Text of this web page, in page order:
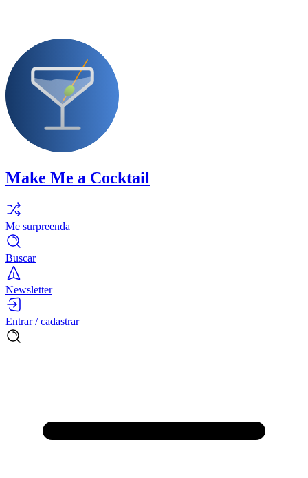
Make Me a Cocktail
Me surpreenda
Buscar
Newsletter
Entrar / cadastrar